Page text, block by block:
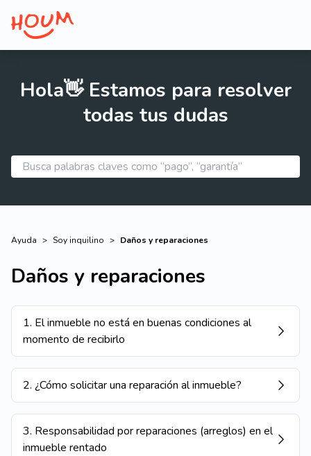
Hola👋 Estamos para resolver
todas tus dudas
Ayuda > Soy inquilino > Daños y reparaciones
Daños y reparaciones
1. El inmueble no está en buenas condiciones al
momento de recibirlo
2. ¿Cómo solicitar una reparación al inmueble?
3. Responsabilidad por reparaciones (arreglos) en el
inmueble rentado